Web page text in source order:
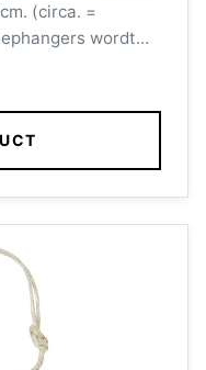
(circa. =